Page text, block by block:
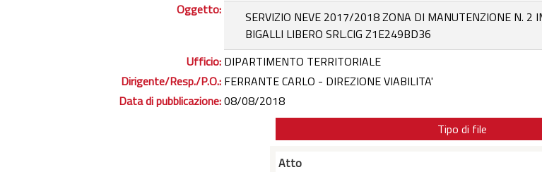
Oggetto:
SERVIZIO NEVE 2017/2018 ZONA DI MANUTENZIONE N. 2
BIGALLI LIBERO SRL.CIG Z1E249BD36
Ufficio: DIPARTIMENTO TERRITORIALE
Dirigente/Resp./P.O.: FERRANTE CARLO - DIREZIONE VIABILITA'
Data di pubblicazione:08/08/2018
Tipo di file
Atto